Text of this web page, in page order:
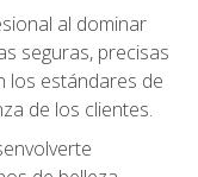
al dominar
seguras, precisas
los estándares de
de los clientes.